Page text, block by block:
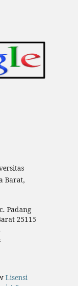
Barat,
Padang
25115
Lisensi